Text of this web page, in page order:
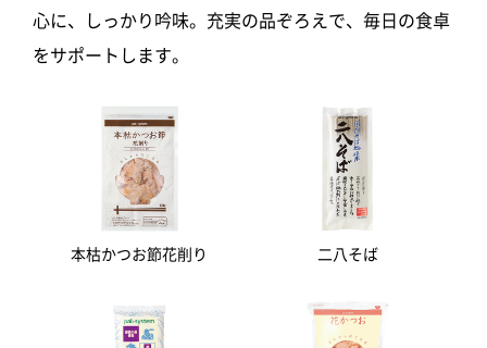
心に、しっかり吟味。充実の品ぞろえで、毎日の食卓
をサポートします。
本枯かつお節花削り 二八そば